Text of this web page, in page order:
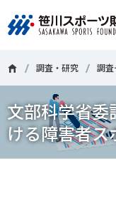
＃誰が子どものスポーツ
＃アクティブなまちづくり
調査・研究 調査
文部科学省
ける障害者